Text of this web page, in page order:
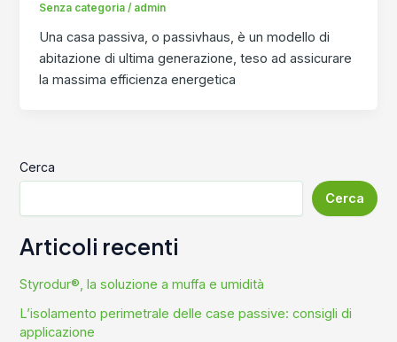
Senza categoria / admin
Una casa passiva, o passivhaus, è un modello di
abitazione di ultima generazione, teso ad assicurare
la massima efficienza energetica
Cerca
Cerca
Articoli recenti
Styrodur®, la soluzione a muffa e umidità
L’isolamento perimetrale delle case passive: consigli di
applicazione